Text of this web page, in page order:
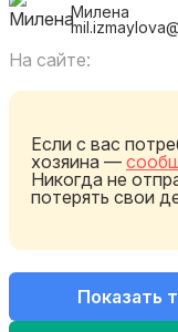
Милена
На сайте:
Если с вас
хозяина —
Никогда не
потерять свои
Показать